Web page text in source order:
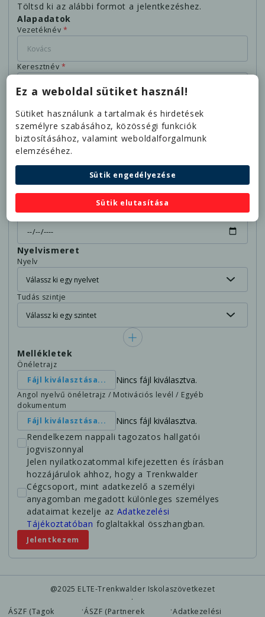
Ez a weboldal sütiket használ!
Sütiket használunk a tartalmak és hirdetések
személyre szabásához, közösségi funkciók
biztosításához, valamint weboldalforgalmunk
elemzéséhez.
Sütik engedélyezése
Sütik elutasítása
Töltsd ki az alábbi formot a jelentkezéshez.
Alapadatok
Vezetéknév *
Keresztnév *
Telefonszámod *
Melyik településen élsz? *
Születési idő
Nyelvismeret
Nyelv
Tudás szintje
Mellékletek
Önéletrajz
Fájl kiválasztása...
Nincs fájl kiválasztva.
Angol nyelvű önéletrajz / Motivációs levél / Egyéb
dokumentum
Fájl kiválasztása...
Nincs fájl kiválasztva.
Rendelkezem nappali tagozatos hallgatói
jogviszonnyal
Jelen nyilatkozatommal kifejezetten és írásban
hozzájárulok ahhoz, hogy a Trenkwalder
Cégcsoport, mint adatkezelő a személyi
anyagomban megadott különleges személyes
adataimat kezelje az Adatkezelési
Tájékoztatóban foglaltakkal összhangban.
Jelentkezem
@2025 ELTE-Trenkwalder Iskolaszövetkezet
·
ÁSZF (Tagok
·ÁSZF (Partnerek
·Adatkezelési